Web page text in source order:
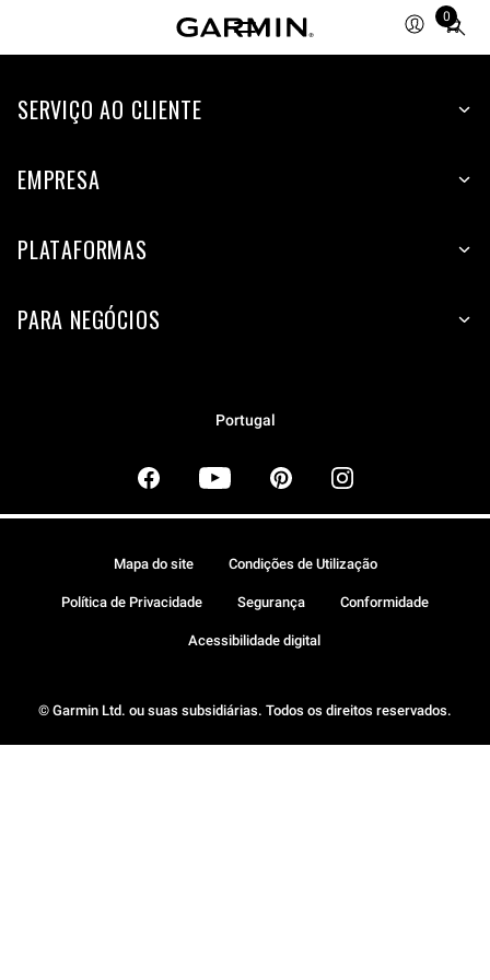
0
Total
items
cart:
SERVIÇO AO CLIENTE
EMPRESA
PLATAFORMAS
PARA NEGÓCIOS
Portugal
© Garmin Ltd. ou suas subsidiárias. Todos os direitos reservados.
Mapa do site Condições de Utilização
Política de Privacidade Segurança Conformidade
Acessibilidade digital